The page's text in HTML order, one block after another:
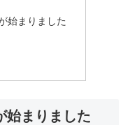
始まりました
始まりました